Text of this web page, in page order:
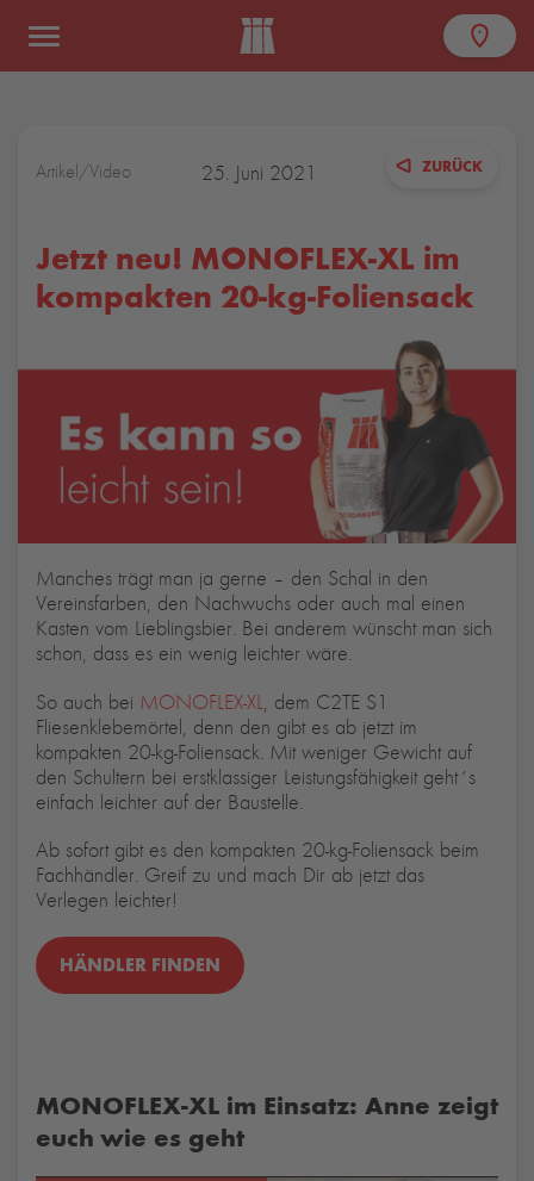
Artikel /Video 25. Juni 2021 ZURÜCK
Jetzt neu! MONOFLEX-XL im
kompakten 20-kg-Foliensack
Manches trägt man ja gerne – den Schal in den
Vereinsfarben, den Nachwuchs oder auch mal einen
Kasten vom Lieblingsbier. Bei anderem wünscht man sich
schon, dass es ein wenig leichter wäre.
So auch bei MONOFLEX-XL, dem C2TE S1
Fliesenklebemörtel, denn den gibt es ab jetzt im
kompakten 20-kg-Foliensack. Mit weniger Gewicht auf
den Schultern bei erstklassiger Leistungsfähigkeit geht´s
einfach leichter auf der Baustelle.
Ab sofort gibt es den kompakten 20-kg-Foliensack beim
Fachhändler. Greif zu und mach Dir ab jetzt das
Verlegen leichter!
HÄNDLER FINDEN
MONOFLEX-XL im Einsatz: Anne zeigt
euch wie es geht